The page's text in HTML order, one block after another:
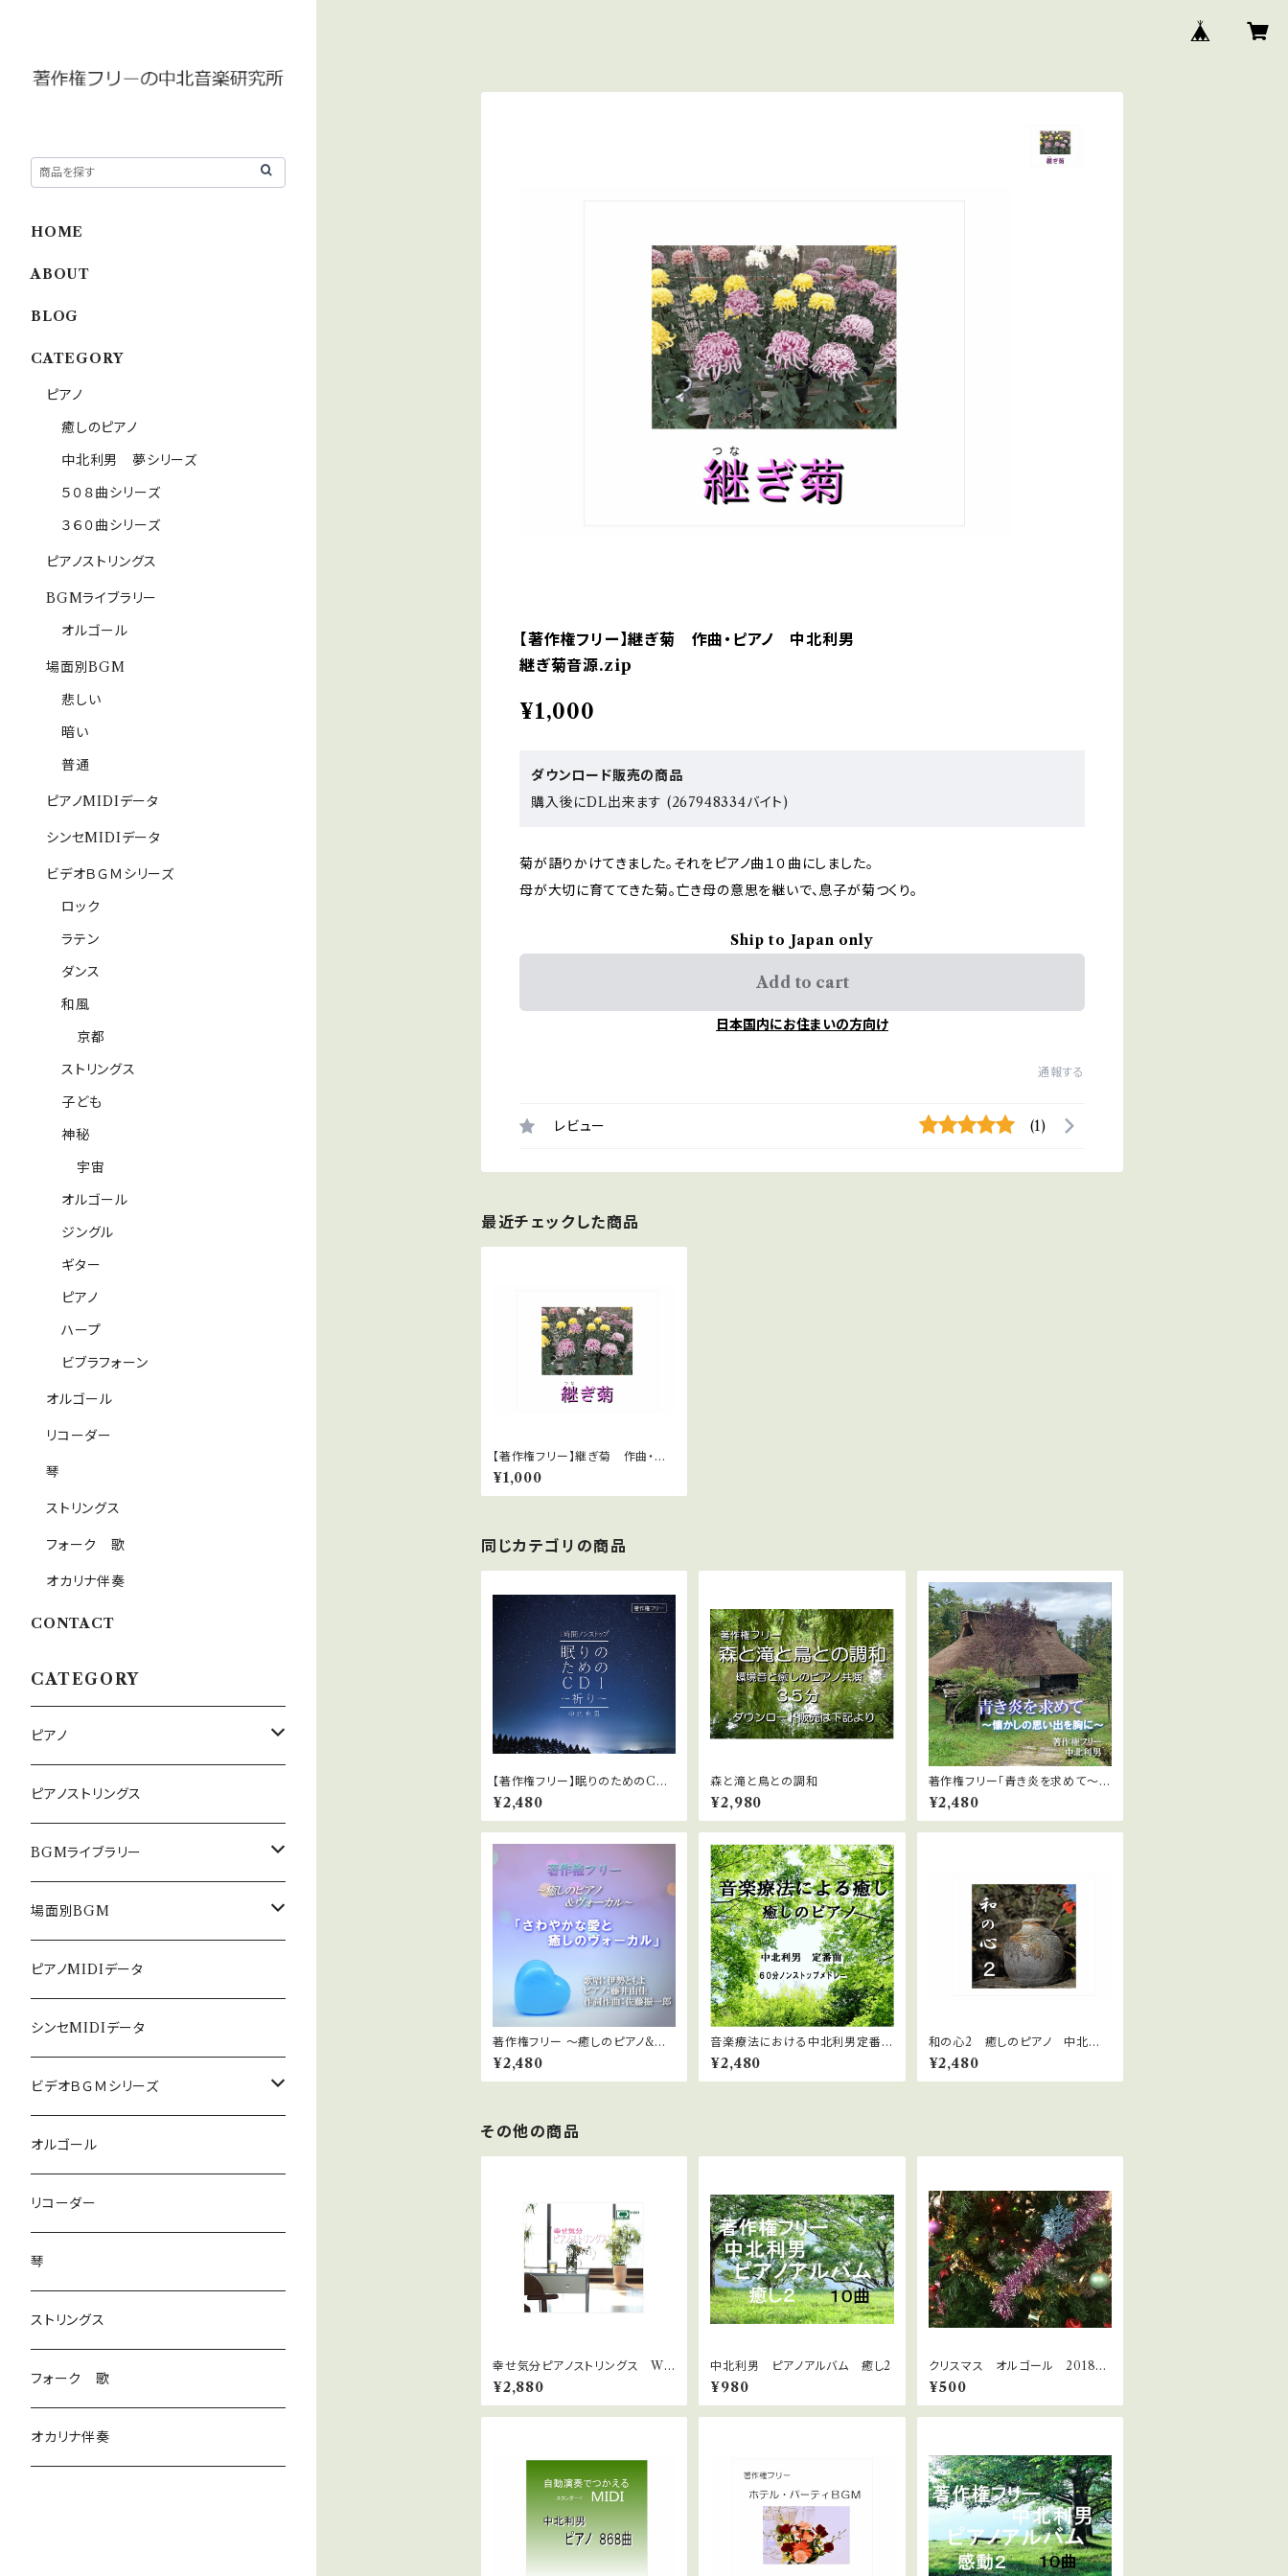
【著作権フリー】継ぎ菊 作曲・ピアノ 中北利男
継ぎ菊音源.zip
¥1,000
ダウンロード販売の商品
購入後にDL出来ます (267948334バイト)
菊が語りかけてきました。それをピアノ曲１０曲にしました。
母が大切に育ててきた菊。亡き母の意思を継いで、息子が菊つくり。
Ship to Japan only
Add to cart
日本国内にお住まいの方向け
通報する
レビュー (1)
最近チェックした商品
【著作権フリー】継ぎ菊 作曲・ピ
アノ 中北利男
¥1,000
同じカテゴリの商品
【著作権フリー】眠りのためのCD1
「祈り」中北利男
¥2,480
森と滝と鳥との調和
¥2,980
著作権フリー「青き炎を求めて～懐
かしの思い出を胸に～」２０曲MP
3ファイル
¥2,480
著作権フリー ～癒しのピアノ&ヴォ
ーカル～「さわやかな愛と癒しのヴ
ォーカル」
¥2,480
音楽療法における中北利男定番曲
メドレー ６０分ノンストップ 癒
しのピアノ
¥2,480
和の心2 癒しのピアノ 中北利
男
¥2,480
その他の商品
幸せ気分ピアノストリングス WA
Vファイルダウンロード版
¥2,880
中北利男 ピアノアルバム 癒し2
¥980
クリスマス オルゴール 2018
10曲
¥500
HOME
ABOUT
BLOG
CATEGORY
ピアノ
癒しのピアノ
中北利男 夢シリーズ
５０８曲シリーズ
３６０曲シリーズ
ピアノストリングス
BGMライブラリー
オルゴール
場面別BGM
悲しい
暗い
普通
ピアノMIDIデータ
シンセMIDIデータ
ビデオＢＧＭシリーズ
ロック
ラテン
ダンス
和風
京都
ストリングス
子ども
神秘
宇宙
オルゴール
ジングル
ギター
ピアノ
ハープ
ビブラフォーン
オルゴール
リコーダー
琴
ストリングス
フォーク 歌
オカリナ伴奏
CONTACT
CATEGORY
ピアノ
癒しのピアノ
中北利男 夢シリーズ
５０８曲シリーズ
３６０曲シリーズ
ピアノストリングス
BGMライブラリー
オルゴール
場面別BGM
悲しい
暗い
普通
ピアノMIDIデータ
シンセMIDIデータ
ビデオＢＧＭシリーズ
ロック
ラテン
ダンス
和風
京都
ストリングス
子ども
オルゴール
リコーダー
琴
ストリングス
フォーク 歌
オカリナ伴奏